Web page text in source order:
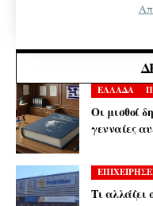
ΕΛΛΑΔΑ
Οι μισθοί
γενναίες
Τι αλλάζει